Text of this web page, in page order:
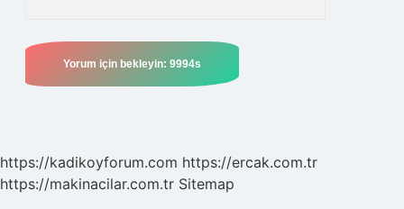
https://kadikoyforum.com https://ercak.com.tr
https://makinacilar.com.tr Sitemap